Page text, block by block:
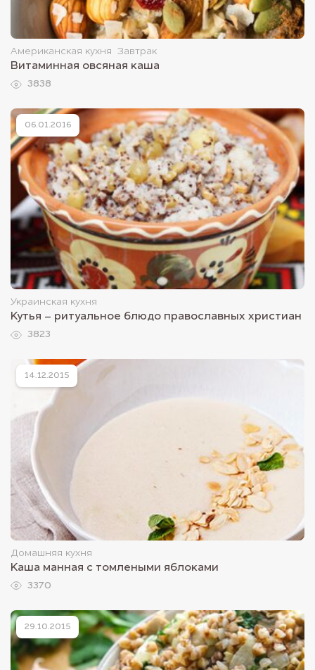
Американская кухня Завтрак
Витаминная овсяная каша
3838
06.01.2016
Украинская кухня
Кутья – ритуальное блюдо православных христиан
3823
14.12.2015
Домашняя кухня
Каша манная с томлеными яблоками
3370
29.10.2015